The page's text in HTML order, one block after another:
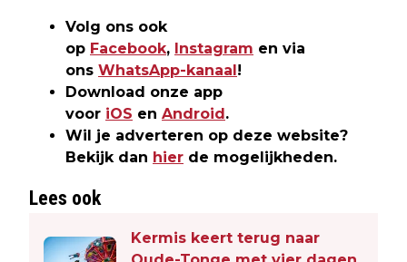
Volg ons ook
op Facebook, Instagram en via
ons WhatsApp-kanaal !
Download onze app
voor iOS en Android .
Wil je adverteren op deze website?
Bekijk dan hier de mogelijkheden.
Lees ook
Kermis keert terug naar